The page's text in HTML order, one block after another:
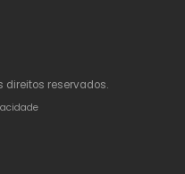
direitos reservados.